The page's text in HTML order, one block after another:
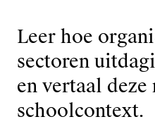
Leer hoe
sectoren
en vertaal
schoolcontext.